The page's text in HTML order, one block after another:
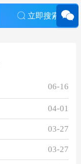
立即搜索
06-16
04-01
03-27
03-27